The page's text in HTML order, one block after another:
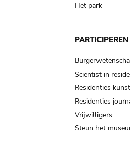
Het park
PARTICIPEREN
Scientist in
Residenties
Residenties
Vrijwilligers
Steun het